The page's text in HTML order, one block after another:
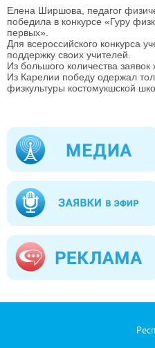
Елена Ширшова, педагог
победила в конкурсе «Гуру
первых».
Для всероссийского конкурса
поддержку своих учителей.
Из большого количества
Из Карелии победу одержал
физкультуры костомукшской